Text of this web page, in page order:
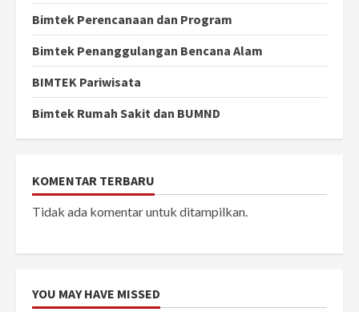
Bimtek Perencanaan dan Program
Bimtek Penanggulangan Bencana Alam
BIMTEK Pariwisata
Bimtek Rumah Sakit dan BUMND
KOMENTAR TERBARU
Tidak ada komentar untuk ditampilkan.
YOU MAY HAVE MISSED